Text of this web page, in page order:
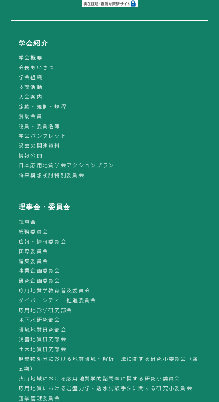
学会紹介
学会概要
会長あいさつ
学会組織
支部活動
入会案内
定款・規則・規程
賛助会員
役員・委員名簿
学会パンフレット
過去の関連資料
情報公開
日本応用地質学会アクションプラン
将来構想検討特別委員会
理事会・委員会
理事会
総務委員会
広報・情報委員会
国際委員会
編集委員会
事業企画委員会
研究企画委員会
応用地質学教育普及委員会
ダイバーシティー推進委員会
応用地形学研究部会
地下水研究部会
環境地質研究部会
災害地質研究部会
土木地質研究部会
廃棄物処分における地質環境・解析手法に関する研究小委員会（第
五期）
火山地域における応用地質学的諸問題に関する研究小委員会
応用地質における岩盤力学・透水試験手法に関する研究小委員会
選挙管理委員会